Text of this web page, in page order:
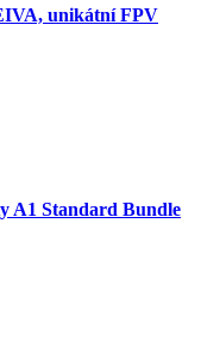
unikátní FPV
A1 Standard Bundle